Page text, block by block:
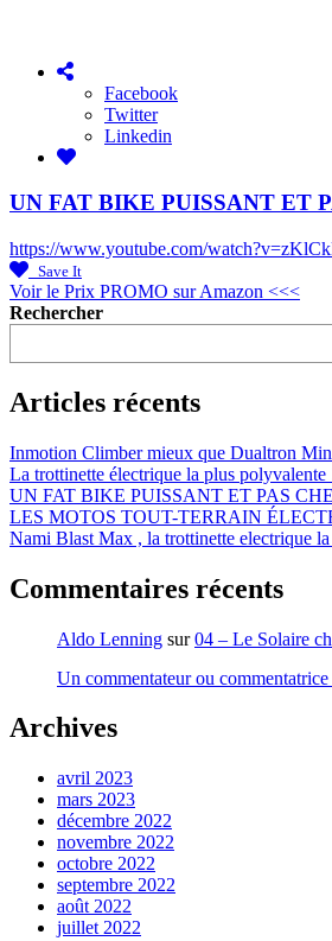
Facebook
Twitter
Linkedin
UN FAT BIKE PUISSANT ET
https://www.youtube.com/
Save It
Voir le Prix PROMO sur Amazon <<<
Rechercher
Articles récents
Inmotion Climber mieux que Dualtron
La trottinette électrique la plus
UN FAT BIKE PUISSANT ET PAS
LES MOTOS TOUT-TERRAIN
Nami Blast Max , la trottinette electrique
Commentaires récents
Aldo Lenning sur04 – Le Solaire
Un commentateur ou commentatrice
Archives
avril 2023
mars 2023
décembre 2022
novembre 2022
octobre 2022
septembre 2022
août 2022
juillet 2022